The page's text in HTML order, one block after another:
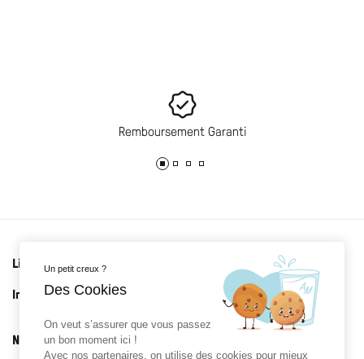
Remboursement Garanti
Liens utiles
Informations
Newsletter
Un petit creux ?
Des Cookies
On veut s’assurer que vous passez
un bon moment ici !
Avec nos partenaires, on utilise des cookies pour mieux